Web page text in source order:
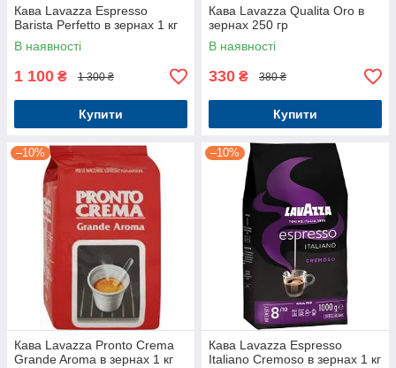
Кава Lavazza Espresso
Barista Perfetto в зернах 1 кг
В наявності
1 100 ₴ 1 300 ₴
Купити
Кава Lavazza Qualita Oro в
зернах 250 гр
В наявності
330 ₴ 380 ₴
Купити
–10%
Кава Lavazza Pronto Crema
Grande Aroma в зернах 1 кг
–10%
Кава Lavazza Espresso
Italiano Cremoso в зернах 1 кг